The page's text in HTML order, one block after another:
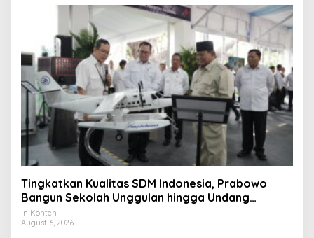
Tingkatkan Kualitas SDM Indonesia, Prabowo
Bangun Sekolah Unggulan hingga Undang
Universitas Terbaik Dunia
In Konten
August 6, 2026